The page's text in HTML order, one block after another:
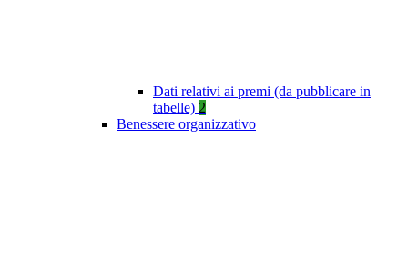
Dati relativi ai premi (da pubblicare in
tabelle) 2
Benessere organizzativo